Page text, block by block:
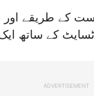
کے طریقے اور
کے ساتھ ایک
ADVERTISEMENT